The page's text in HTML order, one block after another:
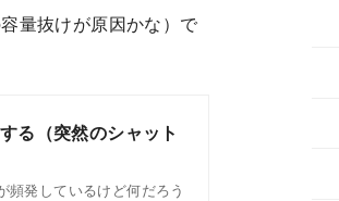
量抜けが原因かな）で
る（突然のシャット
発しているけど何だろう